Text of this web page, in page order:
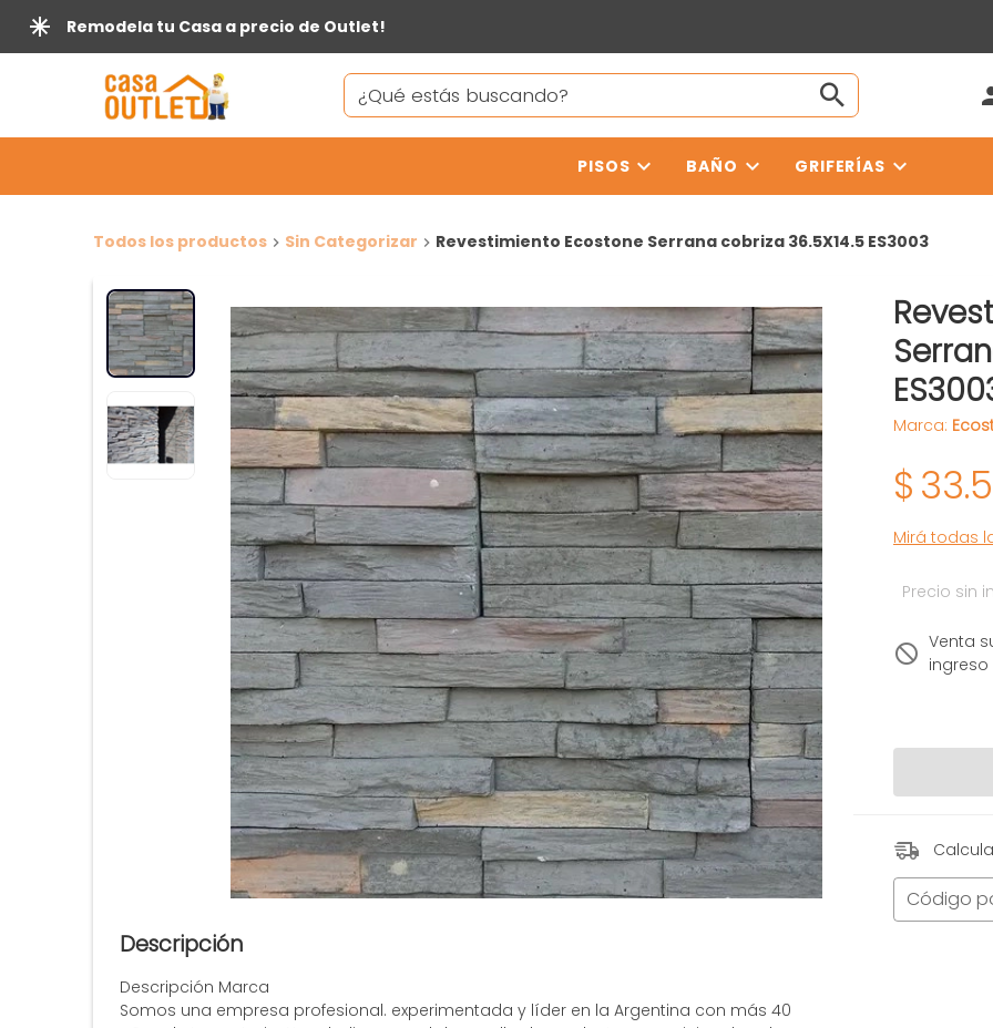
Remodela tu Casa a precio de Outlet!
PISOS BAÑO GRIFERÍAS
Todos los productos Sin Categorizar Revestimiento Ecostone Serrana cobriza 36.5X14.5 ES3003
Descripción
Descripción Marca
Somos una empresa profesional. experimentada y líder en la Argentina con más 40
Marca:
$
Mirá todas
Precio sin
Venta
Código